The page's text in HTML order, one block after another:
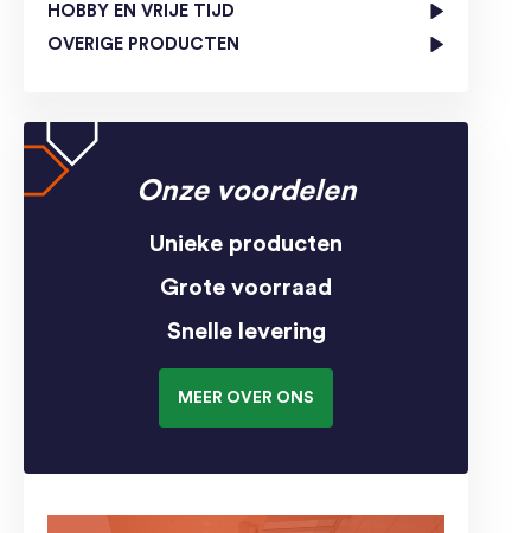
HOBBY EN VRIJE TIJD
OVERIGE PRODUCTEN
Onze voordelen
Unieke producten
Grote voorraad
Snelle levering
MEER OVER ONS